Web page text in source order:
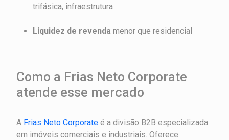
trifásica, infraestrutura
Liquidez de revenda menor que residencial
Como a Frias Neto Corporate
atende esse mercado
A Frias Neto Corporate é a divisão B2B especializada
em imóveis comerciais e industriais. Oferece: